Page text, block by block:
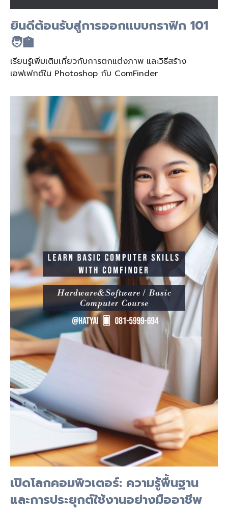
ยินดีต้อนรับสู่การออกแบบกราฟิก 101
🧑‍🏫
เรียนรู้เพิ่มเติมเกี่ยวกับการตกแต่งภาพ และวิธีสร้าง
เอฟเฟกต์ใน Photoshop กับ ComFinder
เปิดโลกคอมพิวเตอร์: ความรู้พื้นฐาน
และการประยุกต์ใช้งานอย่างมืออาชีพ